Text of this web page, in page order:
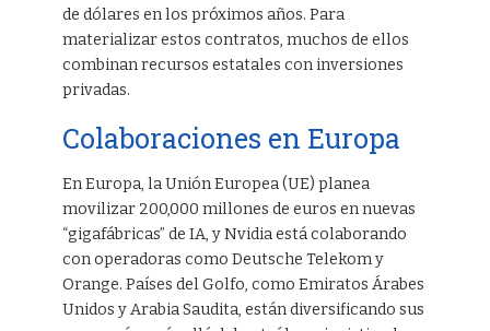
de dólares en los próximos años. Para
materializar estos contratos, muchos de ellos
combinan recursos estatales con inversiones
privadas.
Colaboraciones en Europa
En Europa, la Unión Europea (UE) planea
movilizar 200,000 millones de euros en nuevas
“gigafábricas” de IA, y Nvidia está colaborando
con operadoras como Deutsche Telekom y
Orange. Países del Golfo, como Emiratos Árabes
Unidos y Arabia Saudita, están diversificando sus